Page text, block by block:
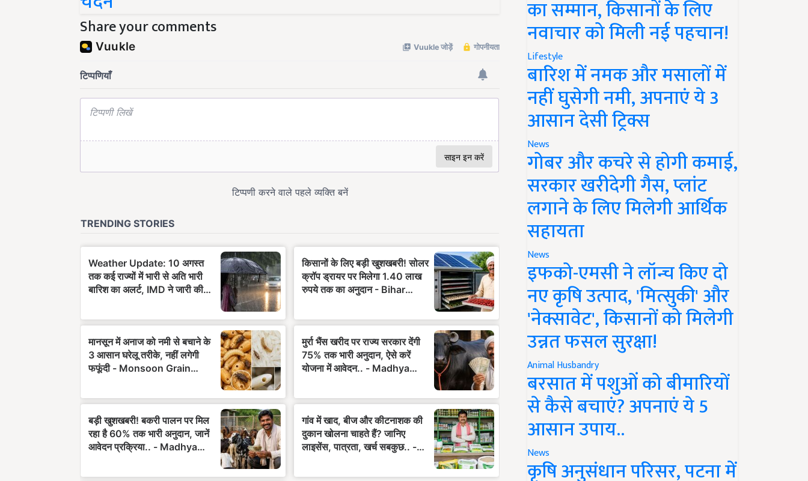
Share your comments का सम्मान, किसानों के लिए
नवाचार को मिली नई पहचान!
Lifestyle
बारिश में नमक और मसालों में
नहीं घुसेगी नमी, अपनाएं ये 3
आसान देसी ट्रिक्स
News
गोबर और कचरे से होगी कमाई,
सरकार खरीदेगी गैस, प्लांट
लगाने के लिए मिलेगी आर्थिक
सहायता
News
इफको-एमसी ने लॉन्च किए दो
नए कृषि उत्पाद, 'मित्सुकी' और
'नेक्सावेट', किसानों को मिलेगी
उन्नत फसल सुरक्षा!
Animal Husbandry
बरसात में पशुओं को बीमारियों
से कैसे बचाएं? अपनाएं ये 5
आसान उपाय..
News
कृषि अनुसंधान परिसर, पटना में